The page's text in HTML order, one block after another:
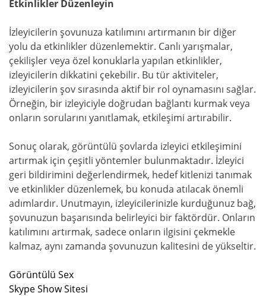
Etkinlikler Düzenleyin
İzleyicilerin şovunuza katılımını artırmanın bir diğer
yolu da etkinlikler düzenlemektir. Canlı yarışmalar,
çekilişler veya özel konuklarla yapılan etkinlikler,
izleyicilerin dikkatini çekebilir. Bu tür aktiviteler,
izleyicilerin şov sırasında aktif bir rol oynamasını sağlar.
Örneğin, bir izleyiciyle doğrudan bağlantı kurmak veya
onların sorularını yanıtlamak, etkileşimi artırabilir.
Sonuç olarak, görüntülü şovlarda izleyici etkileşimini
artırmak için çeşitli yöntemler bulunmaktadır. İzleyici
geri bildirimini değerlendirmek, hedef kitlenizi tanımak
ve etkinlikler düzenlemek, bu konuda atılacak önemli
adımlardır. Unutmayın, izleyicilerinizle kurduğunuz bağ,
şovunuzun başarısında belirleyici bir faktördür. Onların
katılımını artırmak, sadece onların ilgisini çekmekle
kalmaz, aynı zamanda şovunuzun kalitesini de yükseltir.
Görüntülü Sex
Skype Show Sitesi